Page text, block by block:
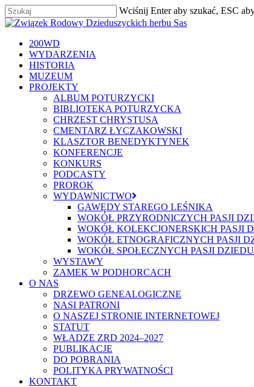
Skip
to
content
Wciśnij Enter aby szukać, ESC
Zamknij
szukaj
Menu
200WD
WYDARZENIA
HISTORIA
MUZEUM
PROJEKTY
ALBUM POTURZYCKI
BIBLIOTEKA POTURZYCKA
CHRZEST CHRYSTUSA
CMENTARZ ŁYCZAKOWSKI
KLASZTOR BENEDYKTYNEK
KONFERENCJE
KONKURS
PODCASTY
PROROK
WYDAWNICTWO
GAWĘDY STAREGO LEŚNIKA
WOKÓŁ PRZYRODNICZYCH PASJI
WOKÓŁ KOLEKCJONERSKICH PASJI
WOKÓŁ ETNOGRAFICZNYCH PASJI
WOKÓŁ SPOŁECZNYCH PASJI
WYSTAWY
ZAMEK W PODHORCACH
O NAS
DRZEWO GENEALOGICZNE
NASI PATRONI
O NASZEJ STRONIE INTERNETOWEJ
STATUT
WŁADZE ZRD 2024–2027
PUBLIKACJE
DO POBRANIA
POLITYKA PRYWATNOŚCI
KONTAKT